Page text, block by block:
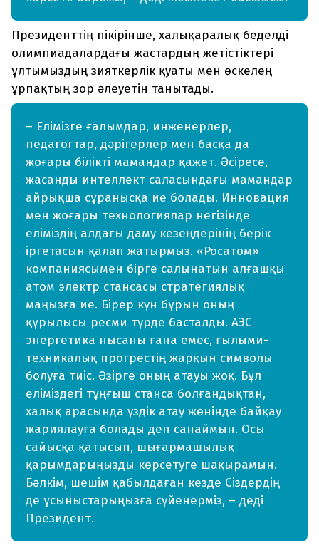
Президенттің пікірінше, халықаралық беделді
олимпиадалардағы жастардың жетістіктері
ұлтымыздың зияткерлік қуаты мен өскелең
ұрпақтың зор әлеуетін танытады.
– Елімізге ғалымдар, инженерлер,
педагогтар, дәрігерлер мен басқа да
жоғары білікті мамандар қажет. Әсіресе,
жасанды интеллект саласындағы мамандар
айрықша сұранысқа ие болады. Инновация
мен жоғары технологиялар негізінде
еліміздің алдағы даму кезеңдерінің берік
іргетасын қалап жатырмыз. «Росатом»
компаниясымен бірге салынатын алғашқы
атом электр стансасы стратегиялық
маңызға ие. Бірер күн бұрын оның
құрылысы ресми түрде басталды. АЭС
энергетика нысаны ғана емес, ғылыми-
техникалық прогрестің жарқын символы
болуға тиіс. Әзірге оның атауы жоқ. Бұл
еліміздегі тұңғыш станса болғандықтан,
халық арасында үздік атау жөнінде байқау
жариялауға болады деп санаймын. Осы
сайысқа қатысып, шығармашылық
қарымдарыңызды көрсетуге шақырамын.
Бәлкім, шешім қабылдаған кезде Сіздердің
де ұсыныстарыңызға сүйенерміз, – деді
Президент.